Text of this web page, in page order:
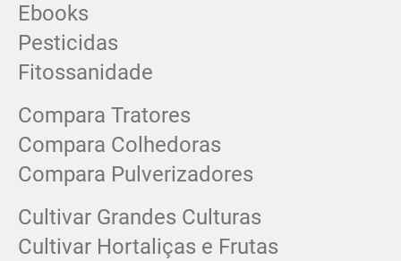
Ebooks
Pesticidas
Fitossanidade
Compara Tratores
Compara Colhedoras
Compara Pulverizadores
Cultivar Grandes Culturas
Cultivar Hortaliças e Frutas